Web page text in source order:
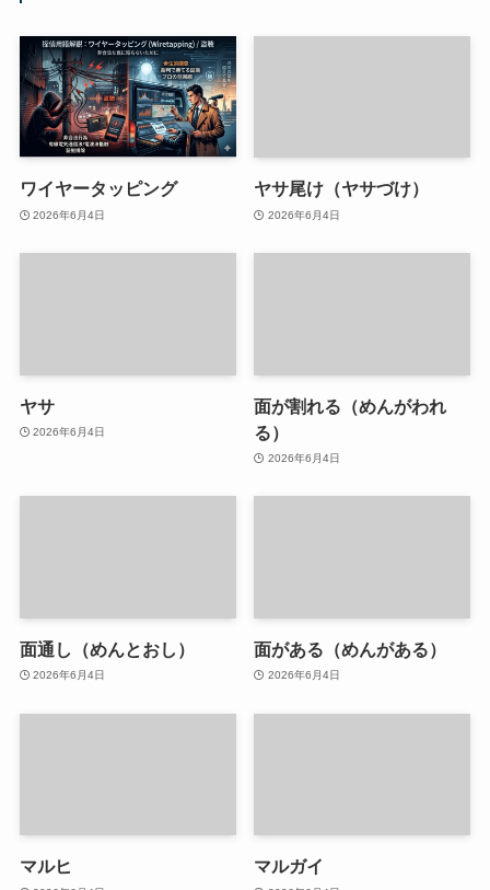
ワイヤータッピング
2026年6月4日
ヤサ尾け（ヤサづけ）
2026年6月4日
ヤサ
2026年6月4日
面が割れる（めんがわれ
る）
2026年6月4日
面通し（めんとおし）
2026年6月4日
面がある（めんがある）
2026年6月4日
マルヒ マルガイ